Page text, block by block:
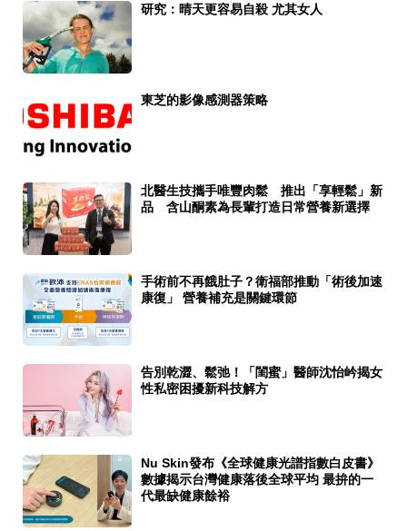
研究：晴天更容易自殺 尤其女人
東芝的影像感測器策略
北醫生技攜手唯豐肉鬆 推出「享輕鬆」新
品 含山酮素為長輩打造日常營養新選擇
手術前不再餓肚子？衛福部推動「術後加速
康復」 營養補充是關鍵環節
告別乾澀、鬆弛！「閨蜜」醫師沈怡岒揭女
性私密困擾新科技解方
Nu Skin發布《全球健康光譜指數白皮書》
數據揭示台灣健康落後全球平均 最拚的一
代最缺健康餘裕